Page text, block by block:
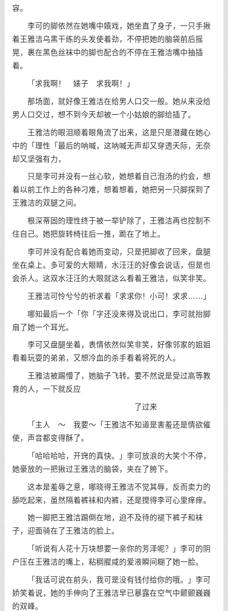
容。
李可的脚依然在她嘴中嬉戏，她坐直了身子，一只手揪
着王雅洁乌黑干练的头发使着劲，不停把她的脑袋前后摇
晃，裹在黑色丝袜中的脚也配合的不停在王雅洁嘴中抽插
着。
「求我啊！ 婊子 求我啊！」
那场面，就好像王雅洁在给男人口交一般。她从来没给
男人口交过，想不到今天却被一个小姑娘的脚给插了。
王雅洁的眼泪顺着眼角流了出来，这是只是潜藏在她心
中的「理性「最后的呐喊，这呐喊无声却又穿透天际，无奈
却又坚强有力，
只是李可并没有一丝心软，她想着自己泡汤的约会，想
着以前工作上的各种刁难，想着想着，她把另一只脚探到了
王雅洁的双腿之间。
根深蒂固的理性终于被一举铲除了，王雅洁再也控制不
住自己。她把旋转椅往后一推，跪在了地上。
李可并没有配合着她而变动，只是把脚收了回来，盘腿
坐在桌上。多可爱的大眼睛，水汪汪的好像会说话，但是也
会杀人。这双水汪汪的大眼就这么看着王雅洁，似笑非笑。
王雅洁可怜兮兮的祈求着「求求你！小可！求求……」
哪知最后一个「你「字还没来得及说出口，李可就抬脚
扇了她一个耳光。
李可又盘腿坐着，表情依然似笑非笑，好像邻家的姐姐
看着玩耍的弟弟，又想冷血的杀手看着将死的人。
王雅洁被踢懵了，她脑子飞转。要不然说是受过高等教
育的人，一下就反应
了过来
「主人 ～ 我要～「王雅洁不知道是害羞还是情欲催
使，声音都变得酥了。
「哈哈哈哈，开窍的真快。」李可放浪的大笑个不停，
她豪放的一把揪过王雅洁的脑袋，夹在了胯下。
这本是羞辱之意，哪晓得王雅洁不觉其辱，反而卖力的
舔吃起来，虽然隔着裤袜和内裤，还是搅得李可心里痒痒。
她一脚把王雅洁踢倒在地，迫不及待的褪下裤子和袜
子，迎面骑在了王雅洁的脸上。
「听说有人花十万块想要一亲你的芳泽呢？」李可的阴
户压在王雅洁的嘴上，粘稠腥咸的爱液瞬间糊了她一脸。
「我话可说在前头，我可是没有钱付给你的哦。」李可
娇笑着说，她的手伸向了王雅洁早已暴露在空气中颤颤巍巍
的双峰。